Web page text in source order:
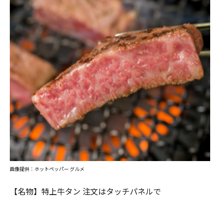
【名物】特上牛タン 注文はタッチパネルで
画像提供：ホットペッパー グルメ